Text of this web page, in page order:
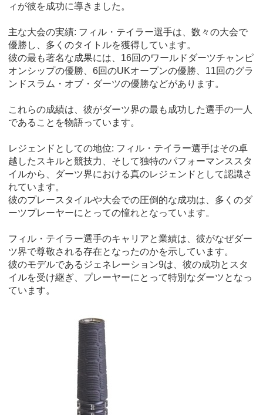
ィが彼を成功に導きました。
主な大会の実績: フィル・テイラー選手は、数々の大会で
優勝し、多くのタイトルを獲得しています。
彼の最も著名な成果には、16回のワールドダーツチャンピ
オンシップの優勝、6回のUKオープンの優勝、11回のグラ
ンドスラム・オブ・ダーツの優勝などがあります。
これらの成績は、彼がダーツ界の最も成功した選手の一人
であることを物語っています。
レジェンドとしての地位: フィル・テイラー選手はその卓
越したスキルと競技力、そして独特のパフォーマンススタ
イルから、ダーツ界における真のレジェンドとして認識さ
れています。
彼のプレースタイルや大会での圧倒的な成功は、多くのダ
ーツプレーヤーにとっての憧れとなっています。
フィル・テイラー選手のキャリアと業績は、彼がなぜダー
ツ界で尊敬される存在となったのかを示しています。
彼のモデルであるジェネレーション9は、彼の成功とスタ
イルを受け継ぎ、プレーヤーにとって特別なダーツとなっ
ています。